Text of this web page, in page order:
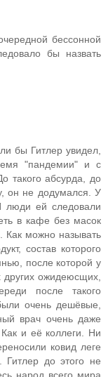
бессонной
бы назвать
бы Гитлер увидел,
"пандемии" и с
такого абсурда, до
он не додумался. У
люди ей следовали
в кафе без масок
Как можно называть
состав которого
после которой у
других ожидеюсщих,
после такого
очень дешёвые,
врач очень даже
и её коллеги. Ни
ковид леге
Гитлер до этого не